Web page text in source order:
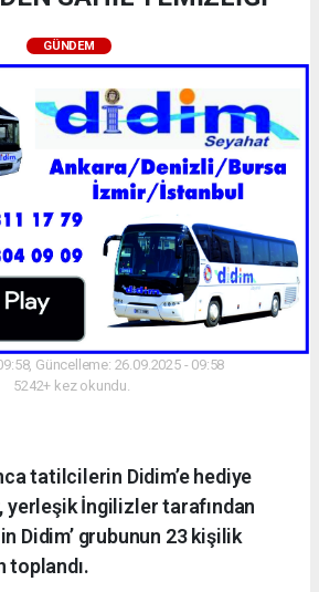
GÜNDEM
Güncelleme: 26.09.2025 - 09:58
5242+ kez okundu.
tatilcilerin Didim’e hediye
yerleşik İngilizler tarafından
Didim’ grubunun 23 kişilik
toplandı.